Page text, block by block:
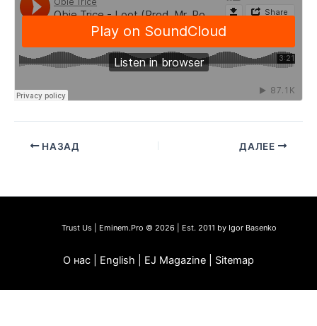
НАЗАД ДАЛЕЕ
Trust Us | Eminem.Pro © 2026 | Est. 2011 by Igor Basenko
О нас | English | EJ Magazine | Sitemap